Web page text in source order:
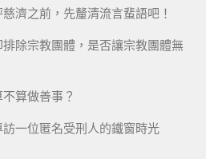
濟之前，先釐清流言蜚語吧！
排除宗教團體，是否讓宗教團體無
算做善事？
一位匿名受刑人的鐵窗時光